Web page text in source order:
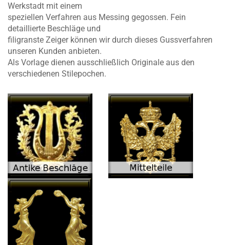
Werkstadt mit einem
speziellen Verfahren aus Messing gegossen. Fein
detaillierte Beschläge und
filigranste Zeiger können wir durch dieses Gussverfahren
unseren Kunden anbieten.
Als Vorlage dienen ausschließlich Originale aus den
verschiedenen Stilepochen.